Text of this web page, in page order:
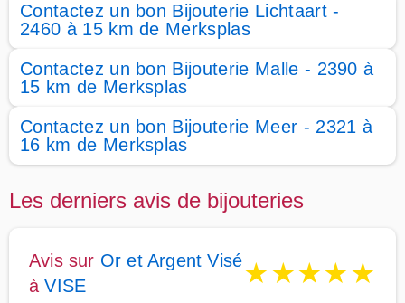
Contactez un bon Bijouterie Lichtaart -
2460 à 15 km de Merksplas
Contactez un bon Bijouterie Malle - 2390 à
15 km de Merksplas
Contactez un bon Bijouterie Meer - 2321 à
16 km de Merksplas
Les derniers avis de bijouteries
Avis sur Or et Argent Visé
àVISE ★★★★★